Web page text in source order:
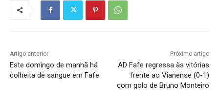
Artigo anterior
Este domingo de manhã há
colheita de sangue em Fafe
Próximo artigo
AD Fafe regressa às vitórias
frente ao Vianense (0-1)
com golo de Bruno Monteiro